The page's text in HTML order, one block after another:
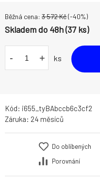
Běžná cena: 3 572Kč(-40%)
Skladem do 48h (37 ks)
- + ks
Kód: i655_tyBAbccb6c3cf2
Záruka: 24 měsíců
Do oblíbených
Porovnání